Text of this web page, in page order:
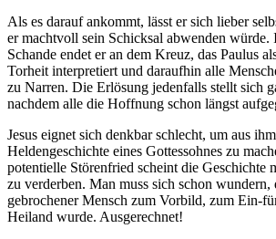
Als es darauf ankommt, lässt er sich lieber
er machtvoll sein Schicksal abwenden würde.
Schande endet er an dem Kreuz, das Paulus
Torheit interpretiert und daraufhin alle
zu Narren. Die Erlösung jedenfalls stellt sich
nachdem alle die Hoffnung schon längst
Jesus eignet sich denkbar schlecht, um aus
Heldengeschichte eines Gottessohnes zu
potentielle Störenfried scheint die Geschichte
zu verderben. Man muss sich schon wundern,
gebrochener Mensch zum Vorbild, zum Ein-
Heiland wurde. Ausgerechnet!